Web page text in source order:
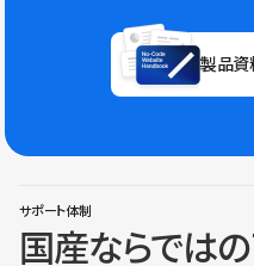
製品資
サポート体制
国産ならでは